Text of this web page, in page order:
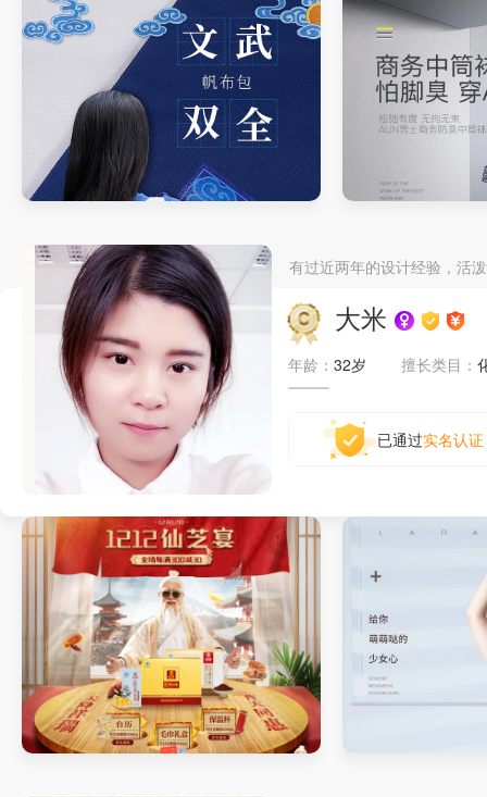
有过近两年的设计经验，活
大米
年龄： 32岁 擅长类目：
已通过实名认证